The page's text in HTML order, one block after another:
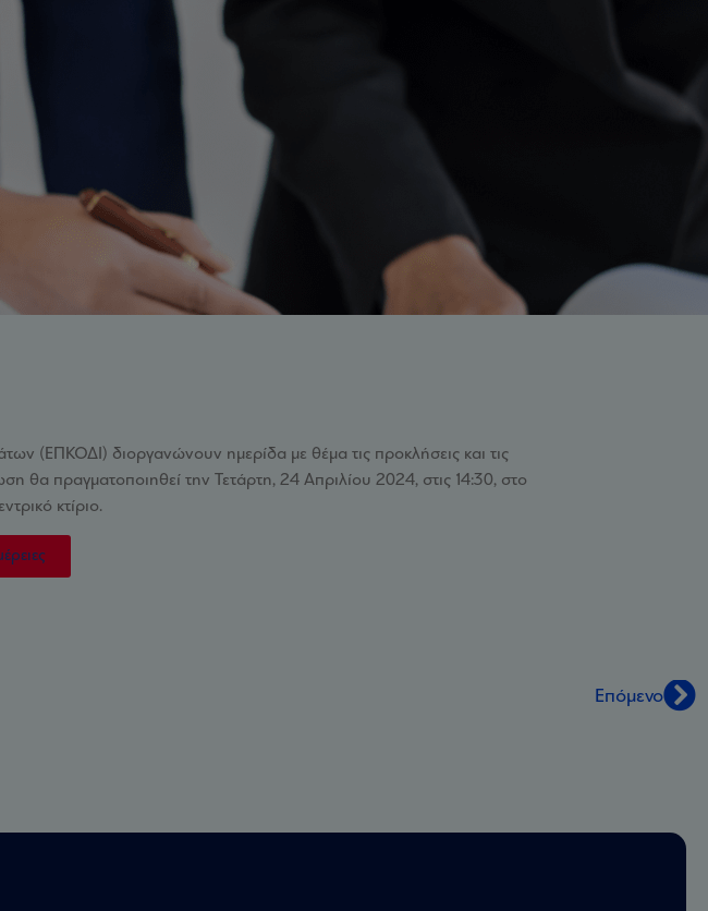
(ΕΠΚΟΔΙ) διοργανώνουν ημερίδα με θέμα τις προκλήσεις και τις
πραγματοποιηθεί την Τετάρτη, 24 Απριλίου 2024, στις 14:30, στο
κτίριο.
Επόμενο